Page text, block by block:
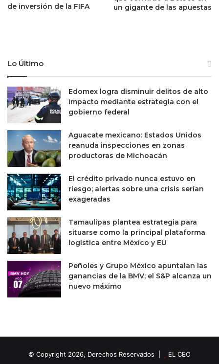
l
o
m
í
a
d
l
p
a
í
n
i
n
e
r
o
e
e
f
e
c
t
i
v
o
de inversión de la FIFA
un gigante de las apuestas
Lo Último
Edomex logra disminuir delitos de alto
impacto mediante estrategia con el
gobierno federal
Aguacate mexicano: Estados Unidos
reanuda inspecciones en zonas
productoras de Michoacán
El crédito privado nunca estuvo en
riesgo; alertas sobre una crisis serían
exageradas
Tamaulipas plantea estrategia para
situarse como la principal plataforma
logística entre México y EU
Peñoles y Grupo México apuntalan las
ganancias de la BMV; el S&P alcanza un
nuevo máximo
© Copyright 2026, Derechos Reservados | EL CEO